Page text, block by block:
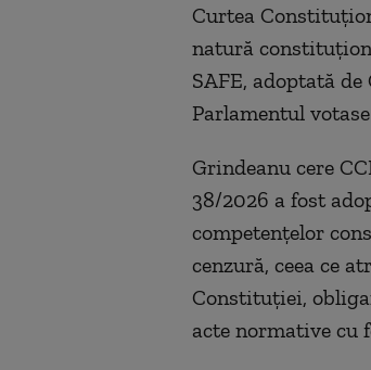
Curtea
natură
SAFE, adoptată
Parlamentul
Grindeanu cere
38/2026 a fost
competenţelor
cenzură, ceea ce
Constituţiei,
acte normative cu